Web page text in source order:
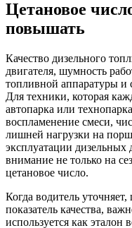
Цетановое
повышать
Качество дизельного
двигателя, шумность
топливной аппаратуры и
Для техники, которая
автопарка или
воспламенение смеси,
лишней нагрузки на
эксплуатации дизельных
внимание не только на
цетановое число.
Когда водитель
показатель качества,
используется как эталон